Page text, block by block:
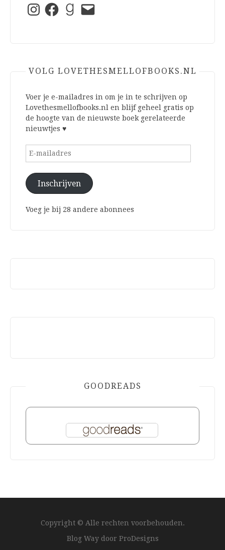
InstagramFacebookGoodreads
E-
mail
VOLG LOVETHESMELLOFBOOKS.NL
Voer je e-mailadres in om je in te schrijven op
Lovethesmellofbooks.nl en blijf geheel gratis op
de hoogte van de nieuwste boek gerelateerde
nieuwtjes ♥
E-
Inschrijven
Voeg je bij 28 andere abonnees
GOODREADS
Copyright © Alle rechten voorbehouden.
Blog Way door ProDesigns